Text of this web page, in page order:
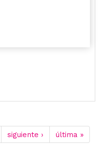
siguiente › última »